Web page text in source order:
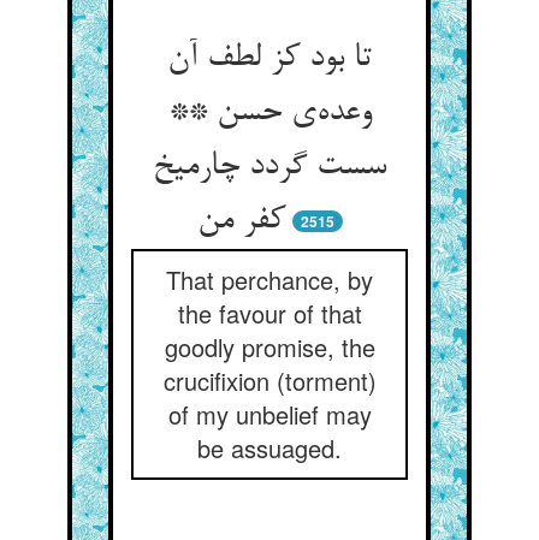
تا بود کز لطف آن
وعده‌ی حسن **
سست گردد چارمیخ
کفر من
2515
That perchance, by
the favour of that
goodly promise, the
crucifixion (torment)
of my unbelief may
be assuaged.